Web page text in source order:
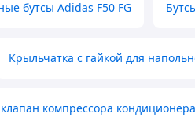
бутсы Adidas F50 FG
Крыльчатка с гайкой для
компрессора